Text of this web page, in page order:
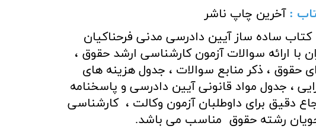
:آخرین چاپ ناشر
کتاب ساده ساز آیین دادرسی مدنی فرحناکیان
با ارائه سوالات آزمون کارشناسی ارشد حقوق ،
حقوق ، ذکر منابع سوالات ، جدول هزینه های
، جدول مواد قانونی آیین دادرسی و پاسخنامه
دقیق برای داوطلبان آزمون وکالت ، کارشناسی
رشته حقوق مناسب می باشد.